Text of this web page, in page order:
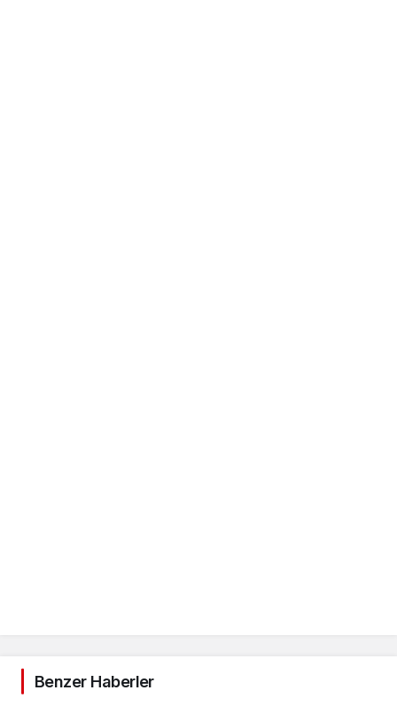
Benzer Haberler